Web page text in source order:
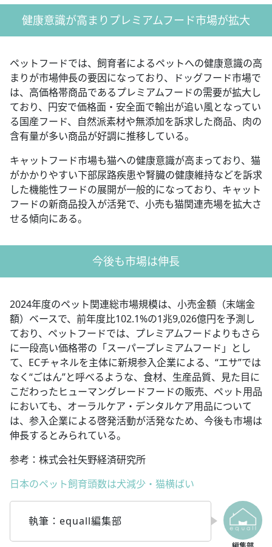
健康意識が高まりプレミアムフード市場が拡大
ペットフードでは、飼育者によるペットへの健康意識の高
まりが市場伸長の要因になっており、ドッグフード市場で
は、高価格帯商品であるプレミアムフードの需要が拡大し
ており、円安で価格面・安全面で輸出が追い風となってい
る国産フード、自然派素材や無添加を訴求した商品、肉の
含有量が多い商品が好調に推移している。
キャットフード市場も猫への健康意識が高まっており、猫
がかかりやすい下部尿路疾患や腎臓の健康維持などを訴求
した機能性フードの展開が一般的になっており、キャット
フードの新商品投入が活発で、小売も猫関連売場を拡大さ
せる傾向にある。
今後も市場は伸長
2024年度のペット関連総市場規模は、小売金額（末端金
額）ベースで、前年度比102.1%の1兆9,026億円を予測し
ており、ペットフードでは、プレミアムフードよりもさら
に一段高い価格帯の「スーパープレミアムフード」とし
て、ECチャネルを主体に新規参入企業による、“エサ”では
なく“ごはん”と呼べるような、食材、生産品質、見た目に
こだわったヒューマングレードフードの販売、ペット用品
においても、オーラルケア・デンタルケア用品について
は、参入企業による啓発活動が活発なため、今後も市場は
伸長するとみられている。
参考：株式会社矢野経済研究所
日本のペット飼育頭数は犬減少・猫横ばい
執筆：equall編集部